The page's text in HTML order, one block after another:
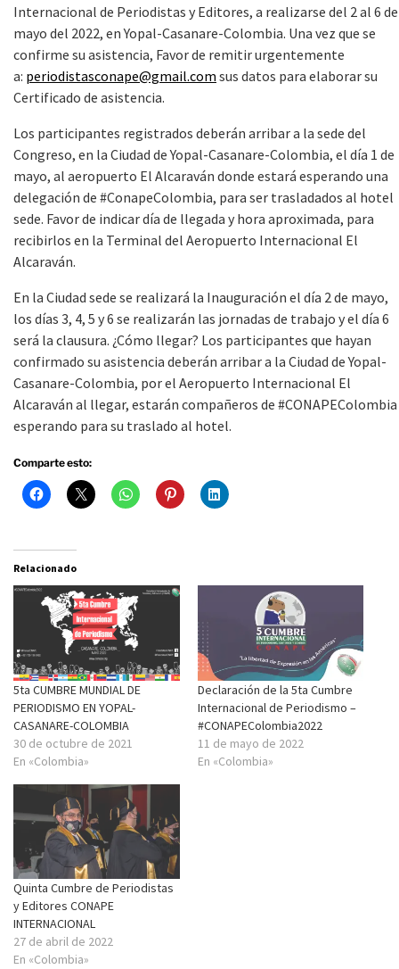
Internacional de Periodistas y Editores, a realizarse del 2 al 6 de
mayo del 2022, en Yopal-Casanare-Colombia. Una vez que se
confirme su asistencia, Favor de remitir urgentemente
a: periodistasconape@gmail.com sus datos para elaborar su
Certificado de asistencia.
Los participantes registrados deberán arribar a la sede del
Congreso, en la Ciudad de Yopal-Casanare-Colombia, el día 1 de
mayo, al aeropuerto El Alcaraván donde estará esperando una
delegación de #ConapeColombia, para ser trasladados al hotel
sede. Favor de indicar día de llegada y hora aproximada, para
recibirlos en la Terminal del Aeropuerto Internacional El
Alcaraván.
En la Ciudad sede se realizará la Inauguración el día 2 de mayo,
los días 3, 4, 5 y 6 se realizarán las jornadas de trabajo y el día 6
será la clausura. ¿Cómo llegar? Los participantes que hayan
confirmado su asistencia deberán arribar a la Ciudad de Yopal-
Casanare-Colombia, por el Aeropuerto Internacional El
Alcaraván al llegar, estarán compañeros de #CONAPEColombia
esperando para su traslado al hotel.
Comparte esto:
Relacionado
5ta CUMBRE MUNDIAL DE
PERIODISMO EN YOPAL-
CASANARE-COLOMBIA
30 de octubre de 2021
En «Colombia»
Declaración de la 5ta Cumbre
Internacional de Periodismo –
#CONAPEColombia2022
11 de mayo de 2022
En «Colombia»
Quinta Cumbre de Periodistas
y Editores CONAPE
INTERNACIONAL
27 de abril de 2022
En «Colombia»